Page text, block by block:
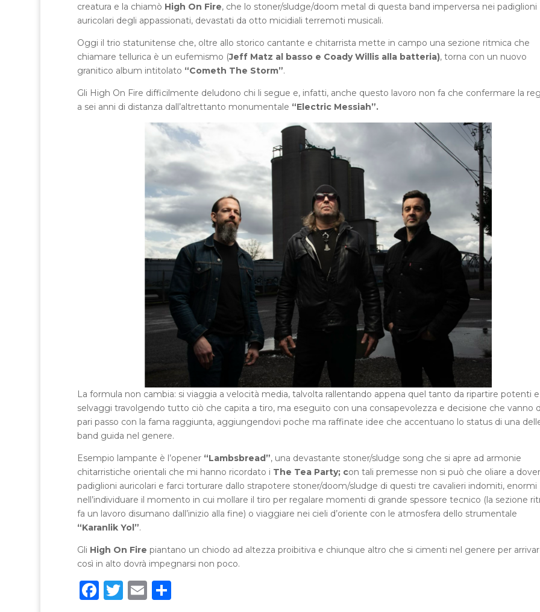
creatura e la chiamò High On Fire, che lo stoner/sludge/doom metal di questa band imperversa nei padiglioni
auricolari degli appassionati, devastati da otto micidiali terremoti musicali.
Oggi il trio statunitense che, oltre allo storico cantante e chitarrista mette in campo una sezione ritmica che
chiamare tellurica è un eufemismo (Jeff Matz al basso e Coady Willis alla batteria), torna con un nuovo
granitico album intitolato “Cometh The Storm”.
Gli High On Fire difficilmente deludono chi li segue e, infatti, anche questo lavoro non fa che confermare la
a sei anni di distanza dall’altrettanto monumentale “Electric Messiah”.
La formula non cambia: si viaggia a velocità media, talvolta rallentando appena quel tanto da ripartire potenti e
selvaggi travolgendo tutto ciò che capita a tiro, ma eseguito con una consapevolezza e decisione che vanno
pari passo con la fama raggiunta, aggiungendovi poche ma raffinate idee che accentuano lo status di una
band guida nel genere.
Esempio lampante è l’opener “Lambsbread”, una devastante stoner/sludge song che si apre ad armonie
chitarristiche orientali che mi hanno ricordato i The Tea Party; con tali premesse non si può che oliare a
padiglioni auricolari e farci torturare dallo strapotere stoner/doom/sludge di questi tre cavalieri indomiti, enormi
nell’individuare il momento in cui mollare il tiro per regalare momenti di grande spessore tecnico (la sezione
fa un lavoro disumano dall’inizio alla fine) o viaggiare nei cieli d’oriente con le atmosfera dello strumentale
“Karanlik Yol”.
Gli High On Fire piantano un chiodo ad altezza proibitiva e chiunque altro che si cimenti nel genere per
così in alto dovrà impegnarsi non poco.
F T E C